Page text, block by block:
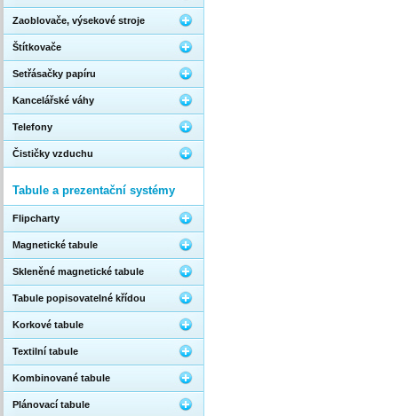
Zaoblovače, výsekové stroje
Štítkovače
Setřásačky papíru
Kancelářské váhy
Telefony
Čističky vzduchu
Tabule a prezentační systémy
Flipcharty
Magnetické tabule
Skleněné magnetické tabule
Tabule popisovatelné křídou
Korkové tabule
Textilní tabule
Kombinované tabule
Plánovací tabule